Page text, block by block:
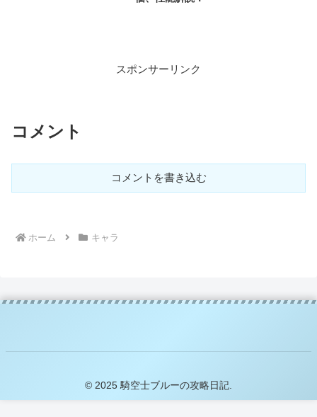
スポンサーリンク
コメント
コメントを書き込む
ホーム キャラ
© 2025 騎空士ブルーの攻略日記.